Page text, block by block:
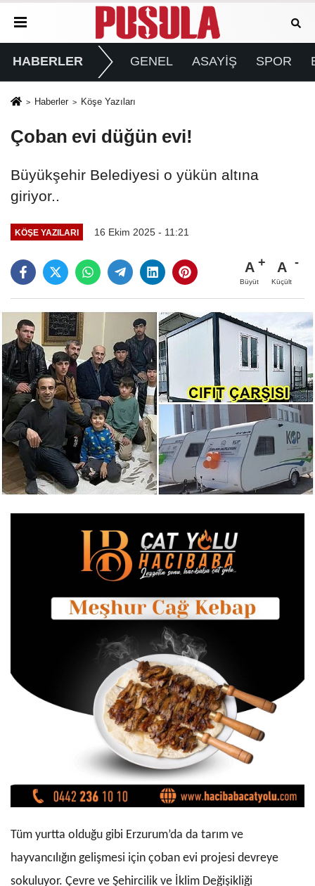
HABERLER GENEL ASAYİŞ SPOR
Haberler Köşe Yazıları
Çoban evi düğün evi!
Büyükşehir Belediyesi o yükün altına
giriyor..
KÖŞE YAZILARI 16 Ekim 2025 - 11:21
A
Büyüt
A
Küçült
Tüm yurtta olduğu gibi Erzurum’da da tarım ve
hayvancılığın gelişmesi için çoban evi projesi devreye
sokuluyor. Çevre ve Şehircilik ve İklim Değişikliği